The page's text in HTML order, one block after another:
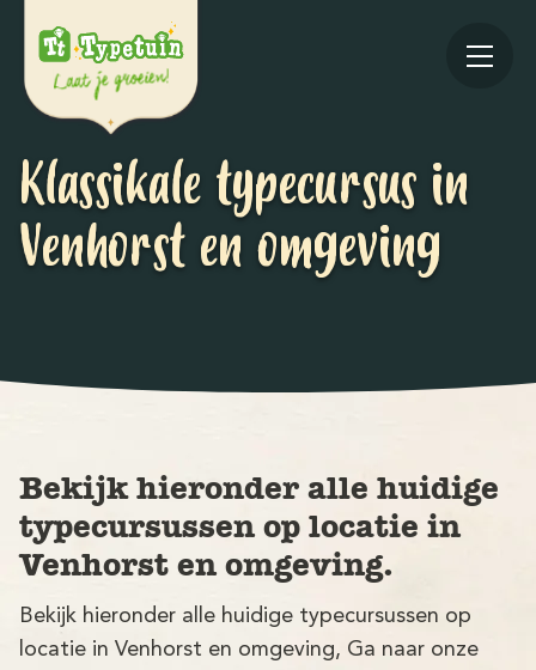
Klassikale typecursus in
Venhorst en omgeving
Bekijk hieronder alle huidige
typecursussen op locatie in
Venhorst en omgeving.
Bekijk hieronder alle huidige typecursussen op
locatie in Venhorst en omgeving, Ga naar onze